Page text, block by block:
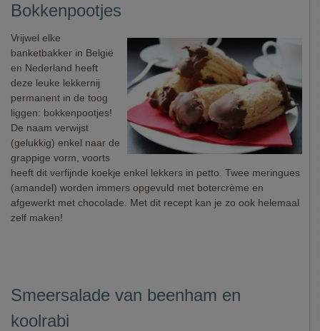
Bokkenpootjes
Vrijwel elke
banketbakker in België
en Nederland heeft
deze leuke lekkernij
permanent in de toog
liggen: bokkenpootjes!
De naam verwijst
(gelukkig) enkel naar de
grappige vorm, voorts
heeft dit verfijnde koekje enkel lekkers in petto. Twee meringues
(amandel) worden immers opgevuld met botercrème en
afgewerkt met chocolade. Met dit recept kan je zo ook helemaal
zelf maken!
Smeersalade van beenham en
koolrabi